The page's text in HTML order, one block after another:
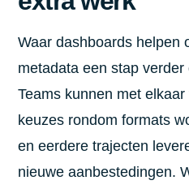
Waar dashboards helpen
metadata een stap
Teams kunnen met
keuzes rondom formats
en eerdere trajecten
nieuwe aanbestedingen.